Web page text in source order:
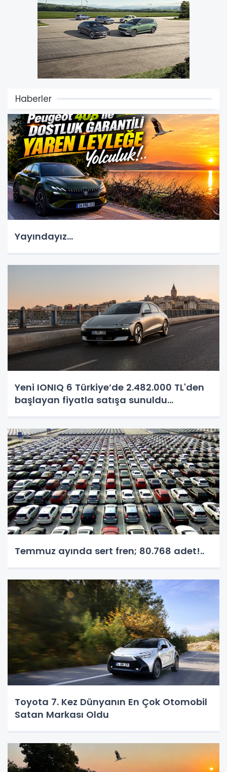
Haberler
Yayındayız...
Yeni IONIQ 6 Türkiye’de 2.482.000 TL'den
başlayan fiyatla satışa sunuldu...
Temmuz ayında sert fren; 80.768 adet!..
Toyota 7. Kez Dünyanın En Çok Otomobil
Satan Markası Oldu